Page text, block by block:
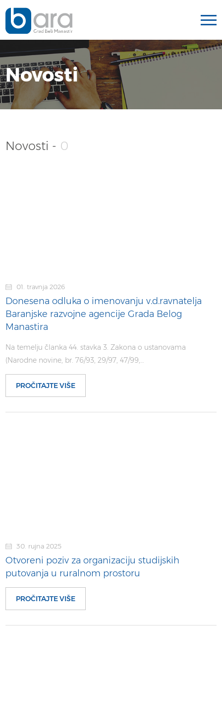
Novosti
Novosti - 0
01. travnja 2026
Donesena odluka o imenovanju v.d.ravnatelja
Baranjske razvojne agencije Grada Belog
Manastira
Na temelju članka 44. stavka 3. Zakona o ustanovama
(Narodne novine, br. 76/93, 29/97, 47/99,…
PROČITAJTE VIŠE
30. rujna 2025
Otvoreni poziv za organizaciju studijskih
putovanja u ruralnom prostoru
PROČITAJTE VIŠE